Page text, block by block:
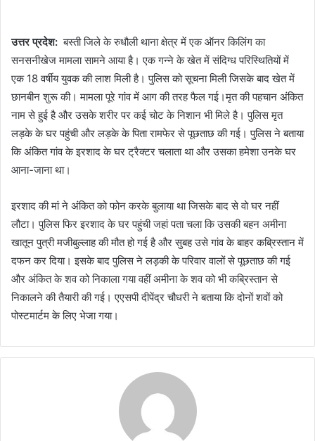
a
n
e
m
a
उत्तर प्रदेश: बस्ती जिले के रुधौली थाना क्षेत्र में एक ऑनर किलिंग का
सनसनीखेज मामला सामने आया है। एक गन्ने के खेत में संदिग्ध परिस्थितियों में
एक 18 वर्षीय युवक की लाश मिली है। पुलिस को सूचना मिली जिसके बाद खेत में
छानबीन शुरू की। मामला पूरे गांव में आग की तरह फैल गई।मृत की पहचान अंकित
नाम से हुई है और उसके शरीर पर कई चोट के निशान भी मिले है। पुलिस मृत
लड़के के घर पहुंची और लड़के के पिता रामफेर से पूछताछ की गई। पुलिस ने बताया
कि अंकित गांव के इरशाद के घर ट्रैक्टर चलाता था और उसका हमेशा उनके घर
आना-जाना था।
इरशाद की मां ने अंकित को फोन करके बुलाया था जिसके बाद से वो घर नहीं
लौटा। पुलिस फिर इरशाद के घर पहुंची जहां पता चला कि उसकी बहन अमीना
खातून पुत्री मजीबुल्लाह की मौत हो गई है और सुबह उसे गांव के बाहर कब्रिस्तान में
दफन कर दिया। इसके बाद पुलिस ने लड़की के परिवार वालों से पूछताछ की गई
और अंकित के शव को निकाला गया वहीं अमीना के शव को भी कब्रिस्तान से
निकालने की तैयारी की गई। एएसपी दीपेंद्र चौधरी ने बताया कि दोनों शवों को
पोस्टमार्टम के लिए भेजा गया।